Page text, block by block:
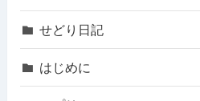
せどり日記
はじめに